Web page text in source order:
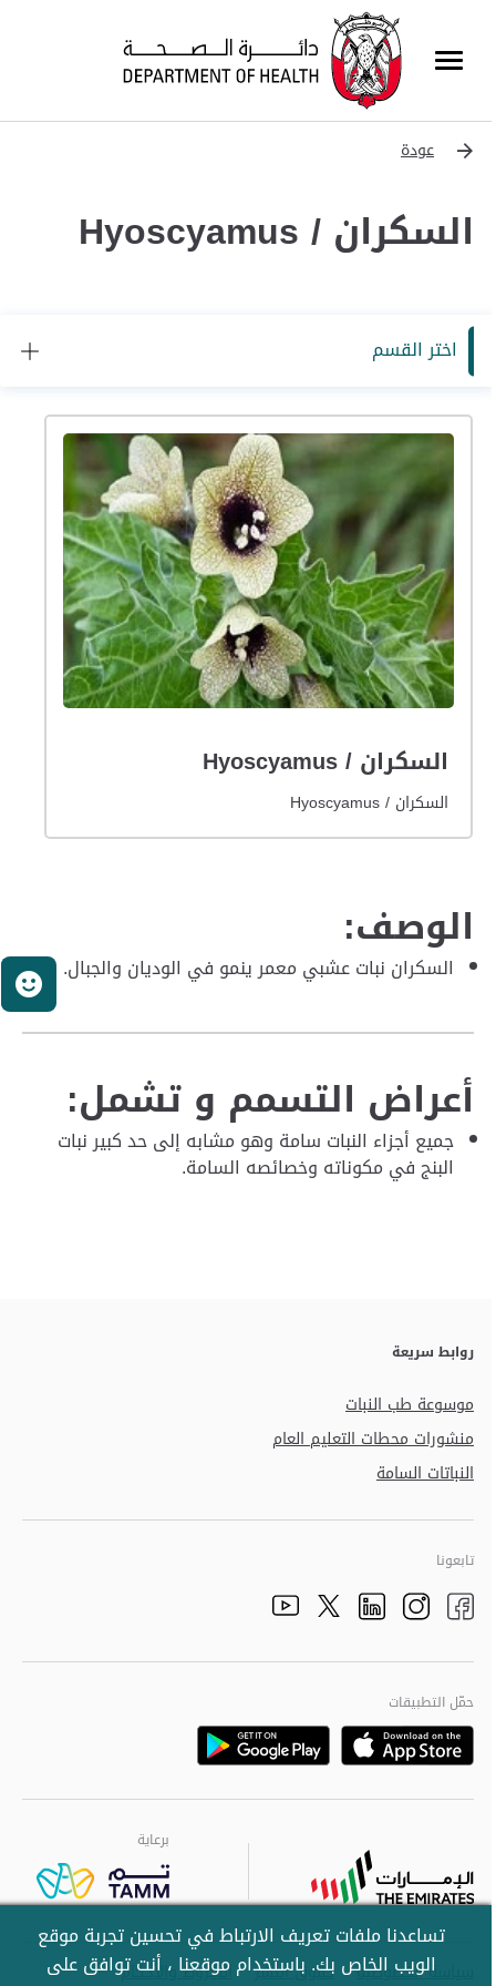
عودة
السكران / Hyoscyamus
اختر القسم
السكران / Hyoscyamus
السكران / Hyoscyamus
الوصف:
السكران نبات عشبي معمر ينمو في الوديان والجبال.
أعراض التسمم و تشمل:
جميع أجزاء النبات سامة وهو مشابه إلى حد كبير نبات
البنج في مكوناته وخصائصه السامة.
روابط سريعة
موسوعة طب النبات
منشورات محطات التعليم العام
النباتات السامة
تابعونا
الذهاب الى تم
الذهاب الى تمالذهاب الى تمالذهاب الى تمالذهاب الى تم
حمّل التطبيقات
Download
Download
برعاية
برعاية
برعاية
سياسة الخصوصية
حقوق النشر الشروط والأحكام
تساعدنا ملفات تعريف الارتباط في تحسين تجربة موقع
الويب الخاص بك. باستخدام موقعنا ، أنت توافق على